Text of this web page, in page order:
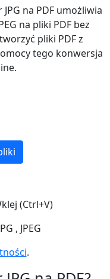
na PDF umożliwia
na pliki PDF bez
pliki PDF z
tego konwersja
(Ctrl+V)
, JPEG
.